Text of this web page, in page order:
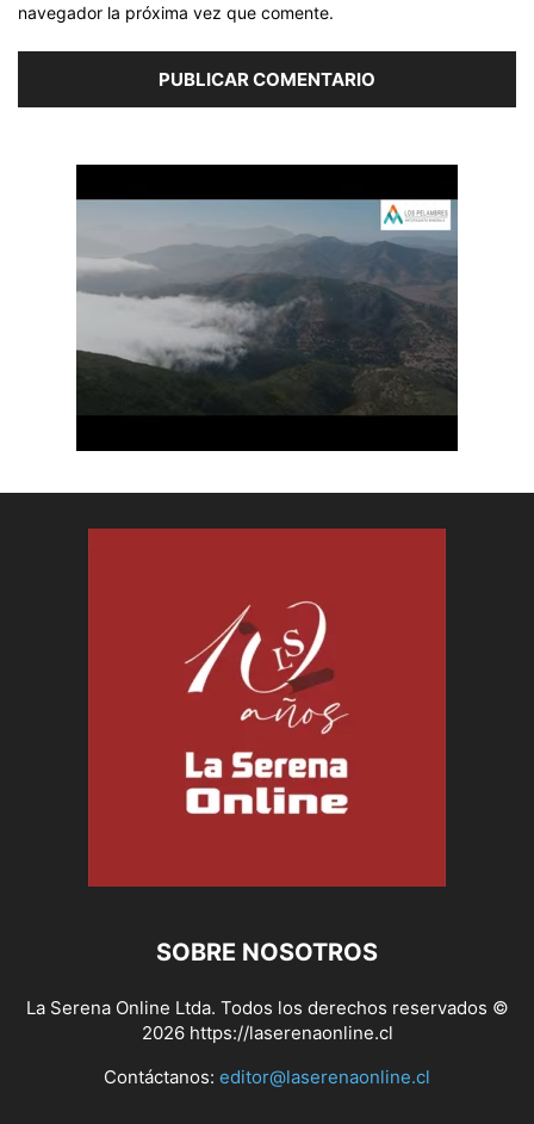
navegador la próxima vez que comente.
SOBRE NOSOTROS
La Serena Online Ltda. Todos los derechos reservados ©
2026 https://laserenaonline.cl
Contáctanos: editor@laserenaonline.cl